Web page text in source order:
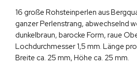
16 große Rohsteinperlen aus
ganzer Perlenstrang, abwechselnd
dunkelbraun, barocke Form, raue
Lochdurchmesser 1,5 mm. Länge
Breite ca. 25 mm, Höhe ca. 25 mm.